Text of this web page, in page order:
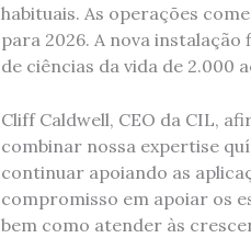
habituais. As operações
para 2026. A nova
de ciências da vida de 2.000
Cliff Caldwell, CEO da CIL,
combinar nossa expertise
continuar apoiando as
compromisso em apoiar os
bem como atender às